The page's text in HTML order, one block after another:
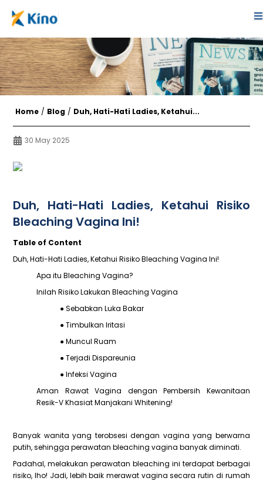
Home / Blog / Duh, Hati-Hati Ladies, Ketahui...
30 May 2025
Duh, Hati-Hati Ladies, Ketahui Risiko
Bleaching Vagina Ini!
Table of Content
Duh, Hati-Hati Ladies, Ketahui Risiko Bleaching Vagina Ini!
Apa itu Bleaching Vagina?
Inilah Risiko Lakukan Bleaching Vagina
● Sebabkan Luka Bakar
● Timbulkan Iritasi
● Muncul Ruam
● Terjadi Dispareunia
● Infeksi Vagina
Aman Rawat Vagina dengan Pembersih Kewanitaan
Resik-V Khasiat Manjakani Whitening!
Banyak wanita yang terobsesi dengan vagina yang berwarna
putih, sehingga perawatan bleaching vagina banyak diminati.
Padahal, melakukan perawatan bleaching ini terdapat berbagai
risiko, lho! Jadi, lebih baik merawat vagina secara rutin di rumah